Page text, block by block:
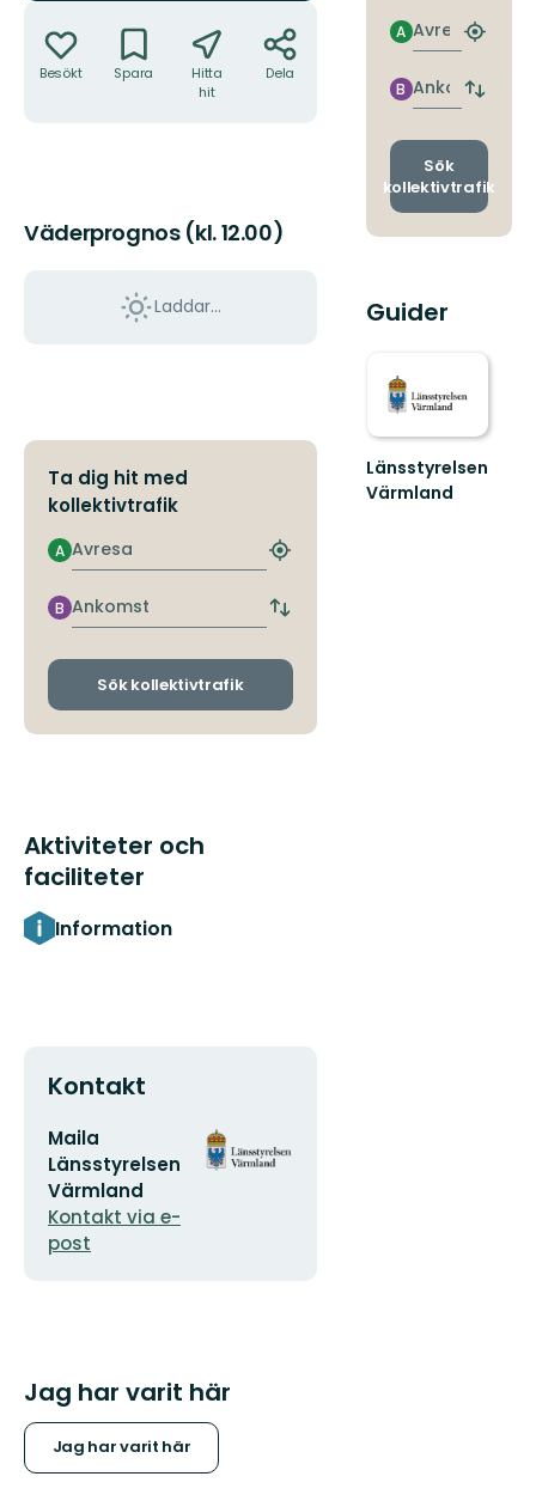
Besökt Spara
Hitta
hit
Dela
Väderprognos (kl. 12.00)
Laddar...
Ta dig hit med
kollektivtrafik
Avresa
A
Hitta
hållplats
Ankomst
B
Byt
och
Sök kollektivtrafik
Aktiviteter och
faciliteter
Information
Kontakt
E-
postadress
Maila
Länsstyrelsen
Värmland
Kontakt via e-
post
Organisationens
logotyp
Jag har varit här
Jag har varit här
Avresa
A
Hitta
Ankomst
B
Byt
och
Sök
kollektivtrafik
Guider
Länsstyrelsen
Värmland